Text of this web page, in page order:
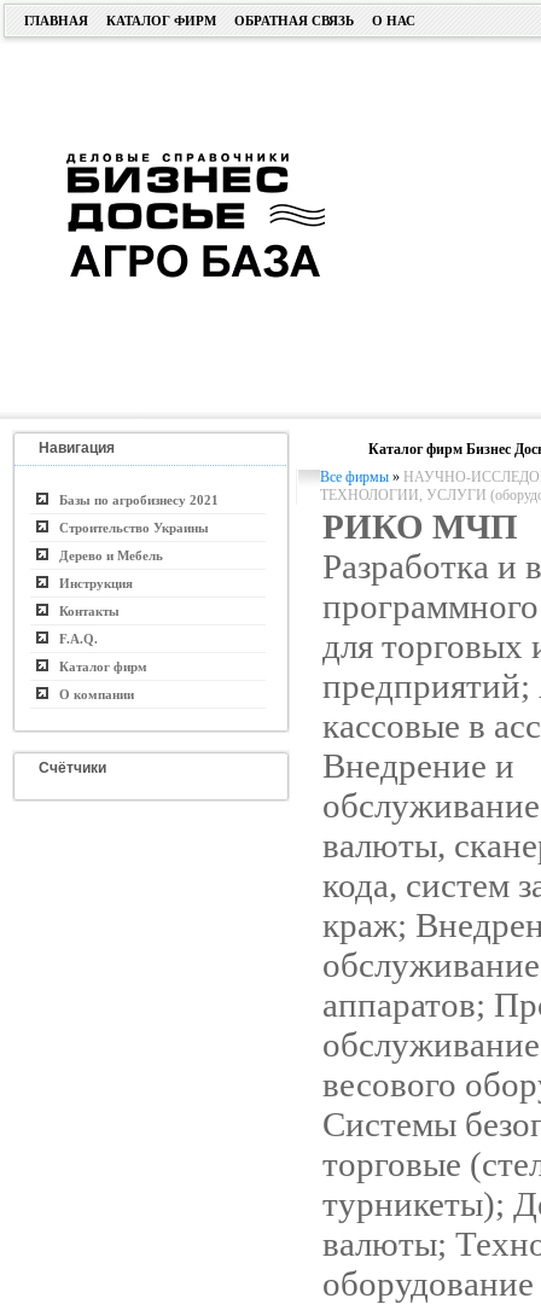
ГЛАВНАЯ КАТАЛОГ ФИРМ ОБРАТНАЯ СВЯЗЬ О НАС
Навигация
Базы по агробизнесу 2021
Строительство Украины
Дерево и Мебель
Инструкция
Контакты
F.A.Q.
Каталог фирм
О компании
Счётчики
Каталог фирм Бизнес
Все фирмы » НАУЧНО-
ТЕХНОЛОГИИ, УСЛУГИ
РИКО МЧП
Разработка и
для торговых
кассовые в
Внедрение и
валюты,
кода, систем
краж;
аппаратов;
весового
Системы
торговые
турникеты);
валюты;
оборудование